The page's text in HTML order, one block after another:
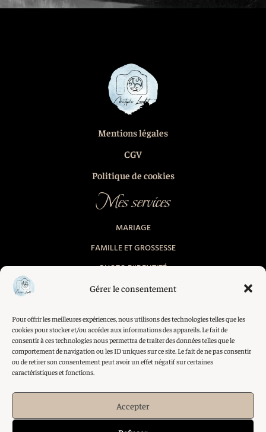
Gérer le consentement
Pour offrir les meilleures expériences, nous utilisons des technologies telles que les
cookies pour stocker et/ou accéder aux informations des appareils. Le fait de
consentir à ces technologies nous permettra de traiter des données telles que le
comportement de navigation ou les ID uniques sur ce site. Le fait de ne pas consentir
ou de retirer son consentement peut avoir un effet négatif sur certaines
caractéristiques et fonctions.
Accepter
Mentions légales
CGV
Politique de cookies
Mes services
MARIAGE
FAMILLE ET GROSSESSE
PHOTO D'IDENTITÉ
Contactez moi
65 BIS RUE DU FRET 29160 LANVEOC
+33 (0)6 37 33 00 54
LANDAT.PHOTOGRAPHIE@GMAIL.COM
Me suivre